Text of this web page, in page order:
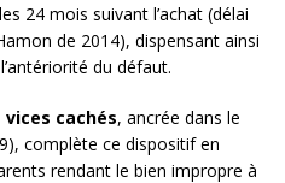
24 mois suivant l’achat (délai
de 2014), dispensant ainsi
du défaut.
cachés, ancrée dans le
complète ce dispositif en
rendant le bien impropre à